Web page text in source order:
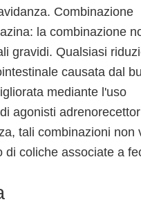
Combinazione
la combinazione
gravidi. Qualsiasi
causata dal
mediante l'uso
agonisti
tali combinazioni non
di coliche associate a